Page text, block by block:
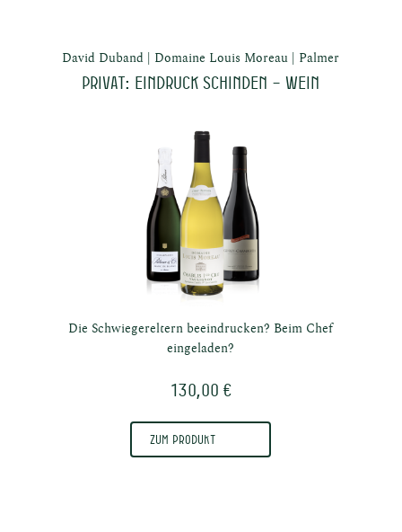
David Duband Domaine Louis Moreau Palmer
Privat: Eindruck schinden – Wein
Die Schwiegereltern beeindrucken? Beim Chef
eingeladen?
130,00 €
Zum Produkt